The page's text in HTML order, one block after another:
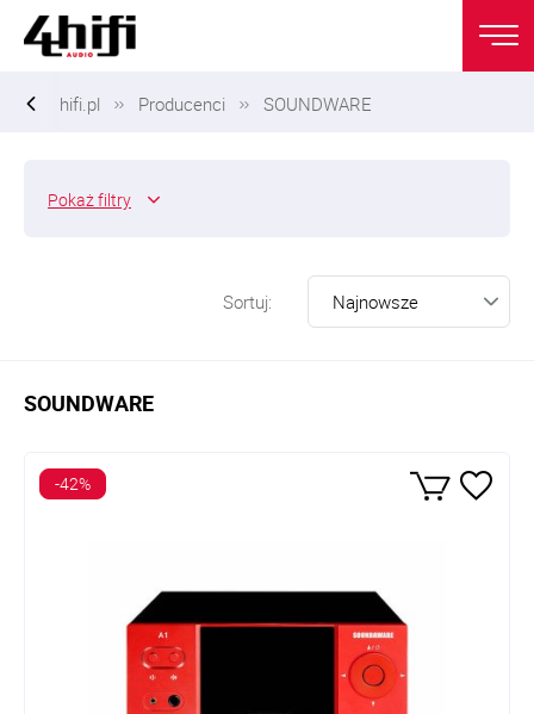
hifi.pl Producenci SOUNDWARE
Pokażfiltry
Sortuj:
SOUNDWARE
-42%